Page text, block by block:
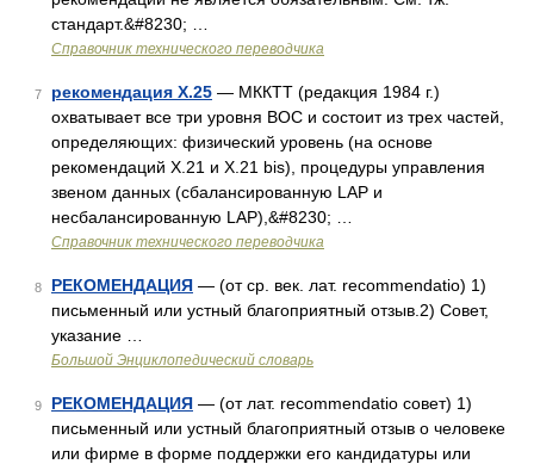
стандарт.&#8230; …
Справочник технического переводчика
7 рекомендация Х.25 — МККТТ (редакция 1984 г.)
охватывает все три уровня ВОС и состоит из трех частей,
определяющих: физический уровень (на основе
рекомендаций Х.21 и Х.21 bis), процедуры управления
звеном данных (сбалансированную LAP и
несбалансированную LAP),&#8230; …
Справочник технического переводчика
8 РЕКОМЕНДАЦИЯ — (от ср. век. лат. recommendatio) 1)
письменный или устный благоприятный отзыв.2) Совет,
указание …
Большой Энциклопедический словарь
9 РЕКОМЕНДАЦИЯ — (от лат. recommendatio совет) 1)
письменный или устный благоприятный отзыв о человеке
или фирме в форме поддержки его кандидатуры или